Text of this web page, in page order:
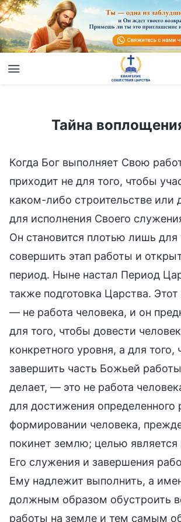
Тайна
Когда Бог выполняет Свою
приходит не для того, чтобы
каком-либо строительстве или
для исполнения Своего
Он становится плотью лишь для
совершить этап работы и
период. Ныне настал Период
также подготовка Царства. Этот
— не работа человека, и он
для того, чтобы довести
конкретного уровня, а для того,
завершить часть Божьей
делает, — это не работа
для достижения определенного
формировании человека,
покинет землю; целью является
Его служения и завершения
Ему надлежит выполнить, а
должным образом обустроить
работы на земле и тем самым